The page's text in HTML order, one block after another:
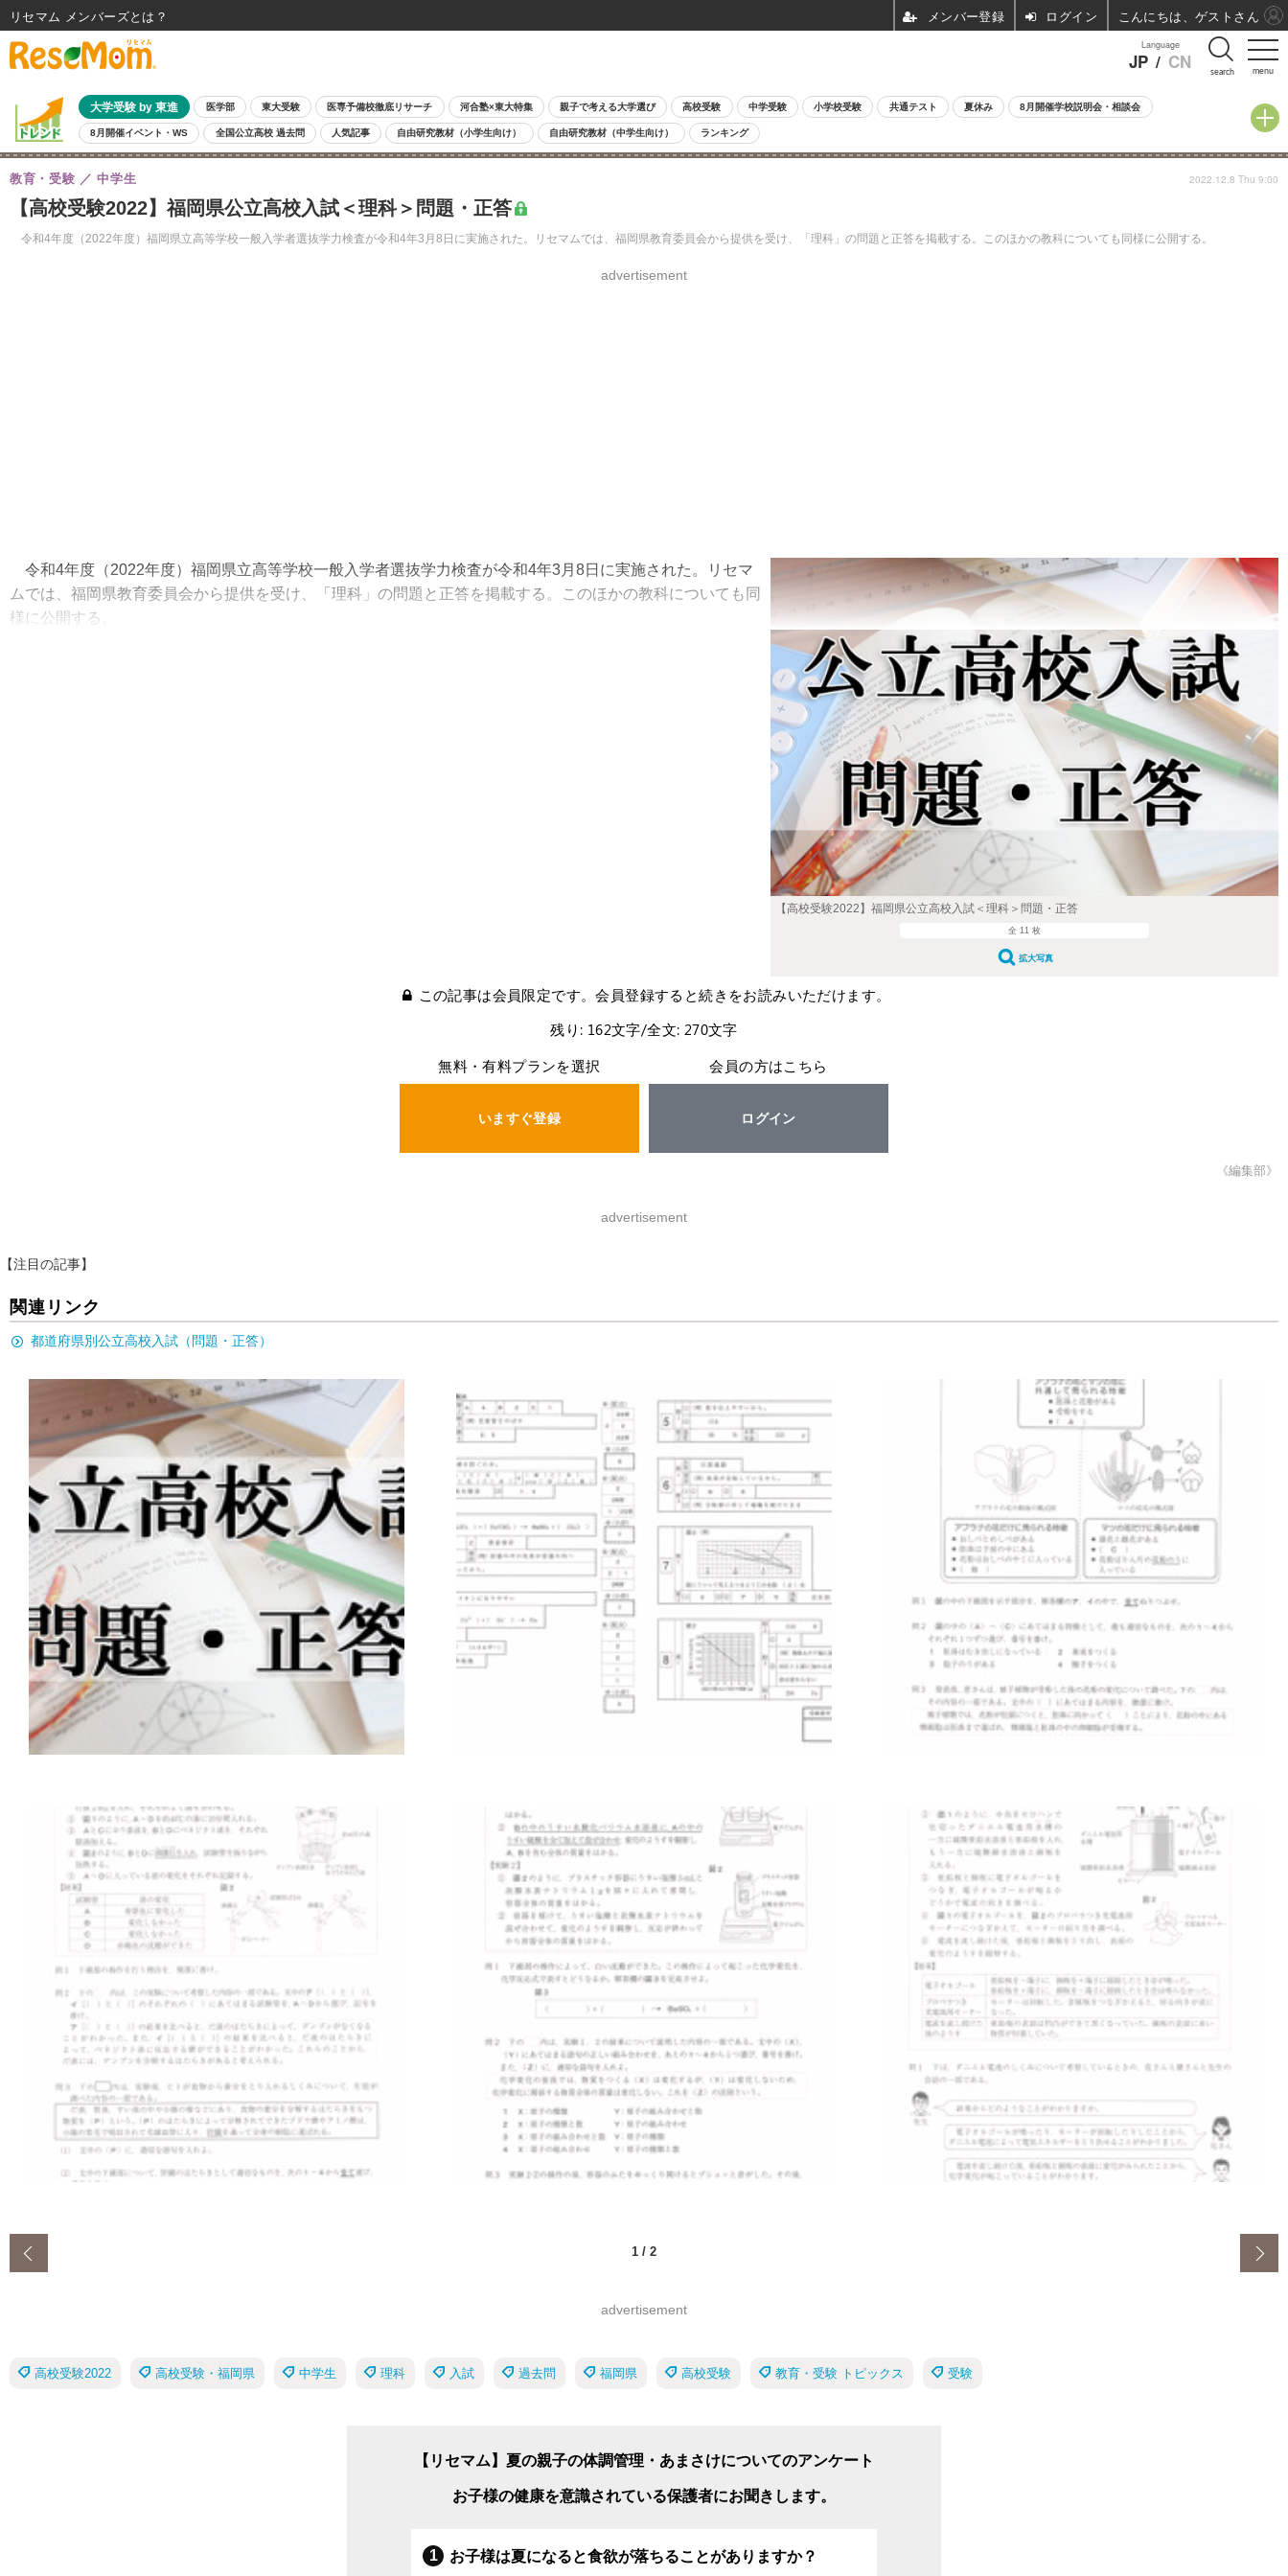
menu
Language
JP / CN search
大学受験 by 東進 医学部 東大受験 医専予備校徹底リサーチ 河合塾×東大特集 親子で考える大学選び 高校受験 中学受験 小学校受験 共通テスト 夏休み 8月開催学校説明会・相談会
8月開催イベント・WS 全国公立高校 過去問 人気記事 自由研究教材（小学生向け） 自由研究教材（中学生向け） ランキング
【高校受験2022】福岡県公立高校入試＜理科＞問題・正答
令和4年度（2022年度）福岡県立高等学校一般入学者選抜学力検査が令和4年3月8日に実施された。リセマムでは、福岡県教育委員会から提供を受け、「理科」の問題と正答を掲載する。このほかの教科についても同様に公開する。
教育・受験 中学生
advertisement
2022.12.8 Thu 9:00
【高校受験2022】福岡県公立高校入試＜理科＞問題・正答
全 11 枚
拡大写真
令和4年度（2022年度）福岡県立高等学校一般入学者選抜学力検査が令和4年3月8日に実施された。リセマ
ムでは、福岡県教育委員会から提供を受け、「理科」の問題と正答を掲載する。このほかの教科についても同
様に公開する。
この記事は会員限定です。会員登録すると続きをお読みいただけます。
残り: 162文字/全文: 270文字
無料・有料プランを選択
いますぐ登録
会員の方はこちら
ログイン
《編集部》
advertisement
【注目の記事】
関連リンク
都道府県別公立高校入試（問題・正答）
1 / 2
advertisement
高校受験2022 高校受験・福岡県 中学生 理科 入試 過去問 福岡県 高校受験 教育・受験 トピックス 受験
【リセマム】夏の親子の体調管理・あまさけについてのアンケート
お子様の健康を意識されている保護者にお聞きします。
お子様は夏になると食欲が落ちることがありますか？
リセマム メンバーズ ログイン こんにちは、ゲストさん